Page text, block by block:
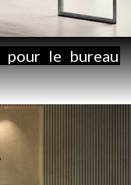
pour le bureau